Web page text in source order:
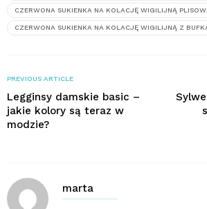
CZERWONA SUKIENKA NA KOLACJĘ WIGILIJNĄ
CZERWONA SUKIENKA NA KOLACJĘ WIGILIJNĄ Z
PREVIOUS ARTICLE
Legginsy damskie basic –
jakie kolory są teraz w
modzie?
marta